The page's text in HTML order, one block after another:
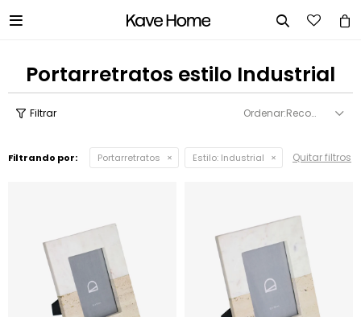
 
Portarretratos estilo Industrial
Recomendados
Filtrando por: Portarretratos Estilo: Industrial Quitar filtros